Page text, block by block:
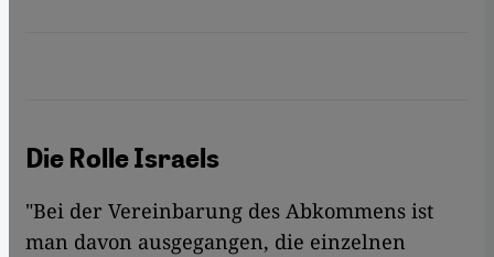
Die Rolle Israels
"Bei der Vereinbarung des Abkommens ist
man davon ausgegangen, die einzelnen